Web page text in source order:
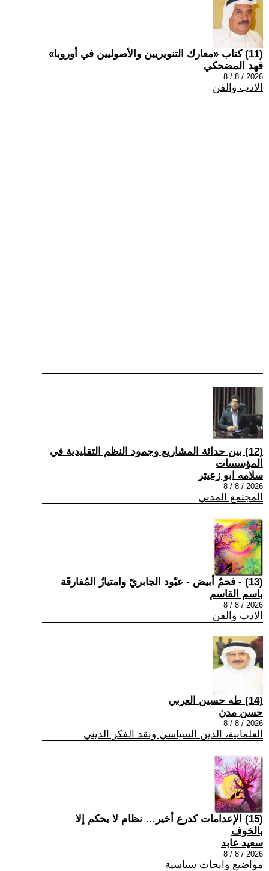
(11) كتاب «معارك التنويريين والأصوليين في أوروبا»
فهد المضحكي
2026 / 8 / 8
الادب والفن
(12) بين حداثة المشاريع وجمود النظم التقليدية في
المؤسسات
سلامه ابو زعيتر
2026 / 8 / 8
المجتمع المدني
(13) - فحمٌ أبيض - عبّود الجابريّ وامتيازُ المُفارقَة
باسم القاسم
2026 / 8 / 8
الادب والفن
(14) طه حسين العربي
حسن مدن
2026 / 8 / 8
العلمانية، الدين السياسي ونقد الفكر الديني
(15) الإعدامات كدرع أخير… نظام لا يحكم إلا
بالخوف
سعيد عابد
2026 / 8 / 8
مواضيع وابحاث سياسية